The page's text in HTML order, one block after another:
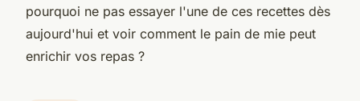
pourquoi ne pas essayer l'une de ces recettes dès
aujourd'hui et voir comment le pain de mie peut
enrichir vos repas ?